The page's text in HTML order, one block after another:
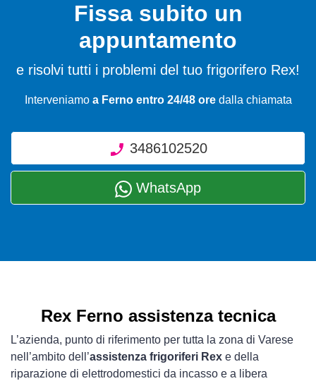
Fissa subito un
appuntamento
e risolvi tutti i problemi del tuo frigorifero Rex!
Interveniamo a Ferno entro 24/48 oredalla chiamata
3486102520
WhatsApp
Rex Ferno assistenza tecnica
L’azienda, punto di riferimento per tutta la zona di Varese
nell’ambito dell’assistenza frigoriferi Rex e della
riparazione di elettrodomestici da incasso e a libera